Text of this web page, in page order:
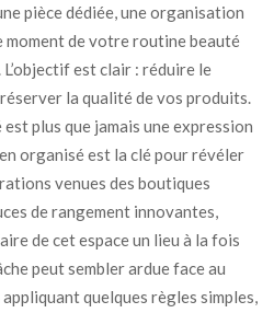
pièce dédiée, une organisation
de votre routine beauté
est clair : réduire le
la qualité de vos produits.
plus que jamais une expression
organisé est la clé pour révéler
venues des boutiques
de rangement innovantes,
de cet espace un lieu à la fois
peut sembler ardue face au
quelques règles simples,